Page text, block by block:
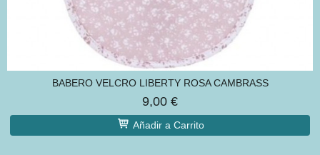
BABERO VELCRO LIBERTY ROSA CAMBRASS
9,00 €
Añadir a Carrito